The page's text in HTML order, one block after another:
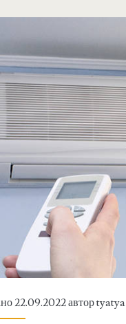
22.09.2022 авторtyatya